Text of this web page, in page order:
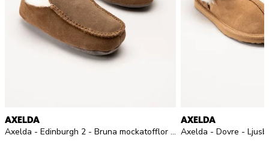
AXELDA
Axelda - Edinburgh 2 - Bruna mockatofflor med fårskinn
AXELDA
Axelda - Dovre -